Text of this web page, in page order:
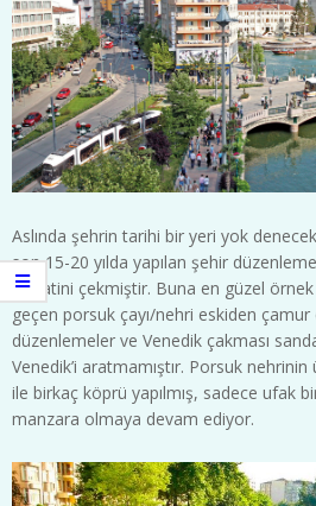
Aslında şehrin tarihi bir yeri yok
son 15-20 yılda yapılan şehir
dikkatini çekmiştir. Buna en güzel
geçen porsuk çayı/nehri eskiden çamur
düzenlemeler ve Venedik çakması
Venedik’i aratmamıştır. Porsuk
ile birkaç köprü yapılmış, sadece ufak
manzara olmaya devam ediyor.